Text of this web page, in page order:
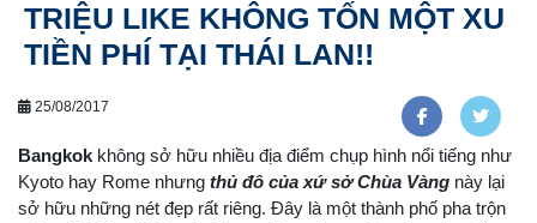
TRIỆU LIKE KHÔNG TỐN MỘT XU
TIỀN PHÍ TẠI THÁI LAN!!
25/08/2017
Bangkok không sở hữu nhiều địa điểm chụp hình nổi tiếng như
Kyoto hay Rome nhưng thủ đô của xứ sở Chùa Vàng này lại
sở hữu những nét đẹp rất riêng. Đây là một thành phố pha trộn